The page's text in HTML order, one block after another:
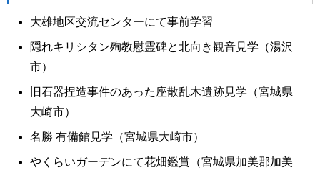
大雄地区交流センターにて事前学習
隠れキリシタン殉教慰霊碑と北向き観音見学（湯沢
市）
旧石器捏造事件のあった座散乱木遺跡見学（宮城県
大崎市）
名勝 有備館見学（宮城県大崎市）
やくらいガーデンにて花畑鑑賞（宮城県加美郡加美